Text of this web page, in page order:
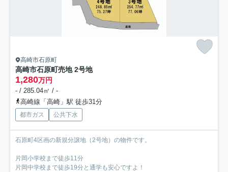
高崎市石原町
高崎市石原町売地 2号地
1,280万円
- / 285.04㎡ / -
高崎線「高崎」駅 徒歩31分
都市ガス 公共下水
石原町4区画の新規分譲地（2号地）の物件です。
片岡小学校まで徒歩11分
片岡中学校まで徒歩19分と通学も安心ですよ！